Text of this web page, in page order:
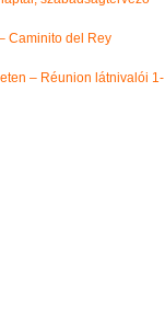
Caminito del Rey
– Réunion látnivalói 1-